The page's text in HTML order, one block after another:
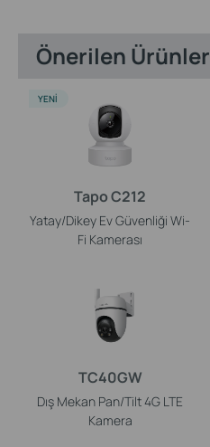
Önerilen Ürünler
Tapo C212
Yatay/Dikey Ev Güvenliği Wi-
Fi Kamerası
YENI
TC40GW
Dış Mekan Pan/Tilt 4G LTE
Kamera